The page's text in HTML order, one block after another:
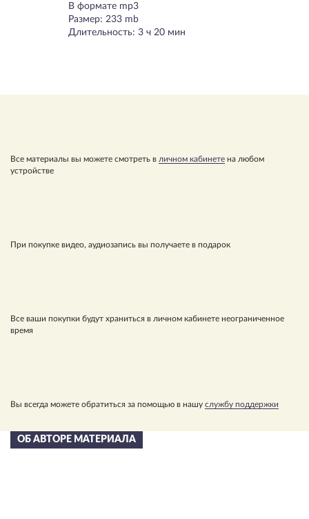
В формате mp3
Размер: 233 mb
Длительность: 3 ч 20 мин
Все материалы вы можете смотреть в личном кабинете на любом
устройстве
При покупке видео, аудиозапись вы получаете в подарок
Все ваши покупки будут храниться в личном кабинете неограниченное
время
Вы всегда можете обратиться за помощью в нашу службу поддержки
ОБ АВТОРЕ МАТЕРИАЛА